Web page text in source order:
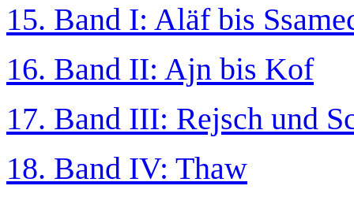
15. Band I: Aläf bis
16. Band II: Ajn bis Kof
17. Band III: Rejsch und
18. Band IV: Thaw